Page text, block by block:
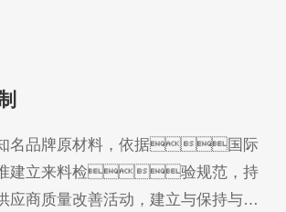
名品牌原材料，依据国际
准建立来料检验规范，持
应商质量改善活动，建立与保持与供